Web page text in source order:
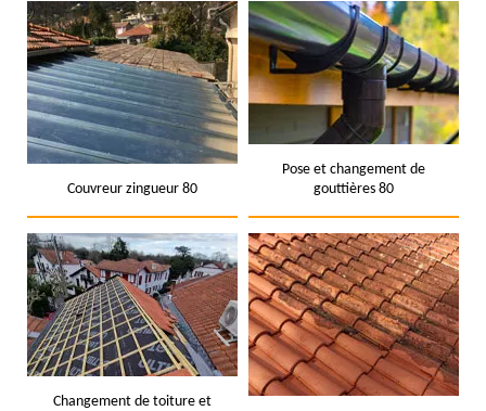
Couvreur zingueur 80
Pose et changement de
gouttières 80
Changement de toiture et